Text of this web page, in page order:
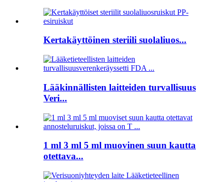
Kertakäyttöinen steriili suolaliuos...
Lääkinnällisten laitteiden turvallisuus
Veri...
1 ml 3 ml 5 ml muovinen suun kautta
otettava...